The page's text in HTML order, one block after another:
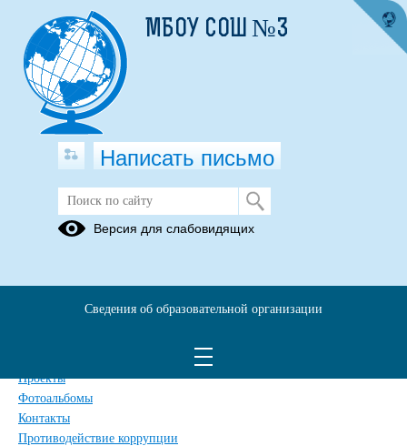
Карта сайта
Обращения граждан
Проекты
Фотоальбомы
Контакты
Противодействие коррупции
МБОУ СОШ №3
Написать письмо
Версия для слабовидящих
Сведения об образовательной организации